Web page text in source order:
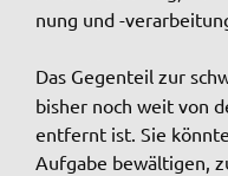
nung und -
Das Gegen­teil zur
bisher noch weit von
entfernt ist. Sie
Aufga­be bewäl­ti­gen,
Anzeige Google
BayernAtlas